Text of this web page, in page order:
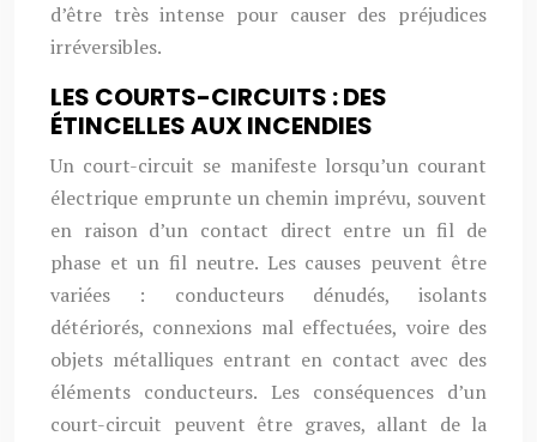
d’être très intense pour causer des préjudices
irréversibles.
LES COURTS-CIRCUITS : DES
ÉTINCELLES AUX INCENDIES
Un court-circuit se manifeste lorsqu’un courant
électrique emprunte un chemin imprévu, souvent
en raison d’un contact direct entre un fil de
phase et un fil neutre. Les causes peuvent être
variées : conducteurs dénudés, isolants
détériorés, connexions mal effectuées, voire des
objets métalliques entrant en contact avec des
éléments conducteurs. Les conséquences d’un
court-circuit peuvent être graves, allant de la